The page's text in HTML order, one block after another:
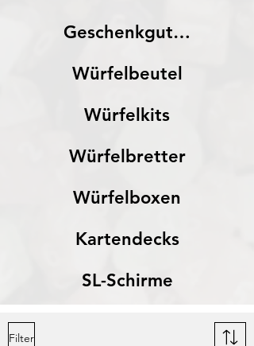
Geschenkgutscheine
Würfelbeutel
Würfelbretter
Kartendecks
SL-Schirme
Würfelboxen
Würfelkits
Filter